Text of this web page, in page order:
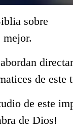
sobre
mejor.
de este
de este
de Dios!